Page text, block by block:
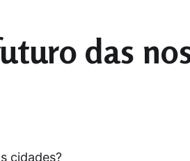
das